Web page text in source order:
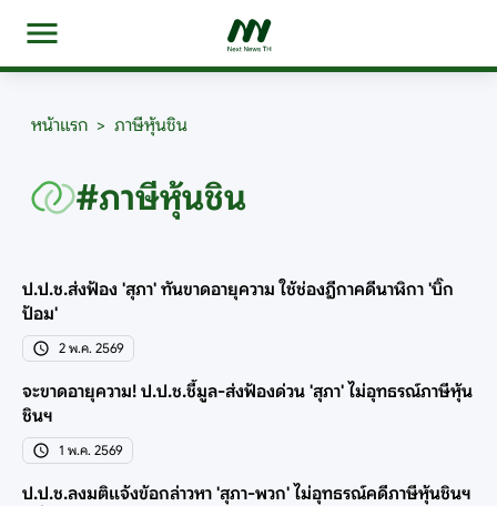
หน้าแรก > ภาษีหุ้นชิน
#ภาษีหุ้นชิน
ป.ป.ช.ส่งฟ้อง 'สุภา' ทันขาดอายุความ ใช้ช่องฎีกาคดีนาฬิกา 'บิ๊ก
ป้อม'
2 พ.ค. 2569
จะขาดอายุความ! ป.ป.ช.ชี้มูล-ส่งฟ้องด่วน 'สุภา' ไม่อุทธรณ์ภาษีหุ้น
ชินฯ
1 พ.ค. 2569
ป.ป.ช.ลงมติแจ้งข้อกล่าวหา 'สุภา-พวก' ไม่อุทธรณ์คดีภาษีหุ้นชินฯ